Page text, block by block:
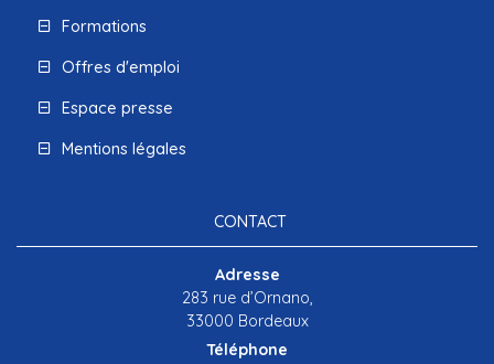
Formations
Offres d'emploi
Espace presse
Mentions légales
CONTACT
Adresse
283 rue d’Ornano,
33000 Bordeaux
Téléphone